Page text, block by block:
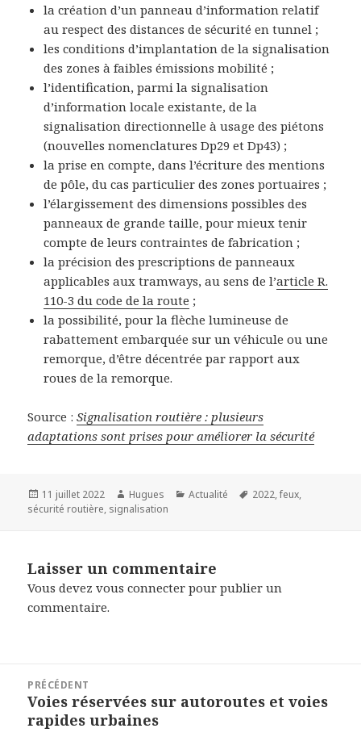
la création d’un panneau d’information relatif
au respect des distances de sécurité en tunnel ;
les conditions d’implantation de la signalisation
des zones à faibles émissions mobilité ;
l’identification, parmi la signalisation
d’information locale existante, de la
signalisation directionnelle à usage des piétons
(nouvelles nomenclatures Dp29 et Dp43) ;
la prise en compte, dans l’écriture des mentions
de pôle, du cas particulier des zones portuaires ;
l’élargissement des dimensions possibles des
panneaux de grande taille, pour mieux tenir
compte de leurs contraintes de fabrication ;
la précision des prescriptions de panneaux
applicables aux tramways, au sens de l’article R.
110-3 du code de la route ;
la possibilité, pour la flèche lumineuse de
rabattement embarquée sur un véhicule ou une
remorque, d’être décentrée par rapport aux
roues de la remorque.
Source :Signalisation routière : plusieurs
adaptations sont prises pour améliorer la sécurité
Publié
le
11 juillet 2022 Auteur
Hugues Catégories
Actualité
Mots-
2022,feux,
sécurité routière, signalisation
Laisser un commentaire
Vous devezvous connecter pour publier un
commentaire.
l’article
PRÉCÉDENT
Article
précédent :
Voies réservées sur autoroutes et voies
rapides urbaines